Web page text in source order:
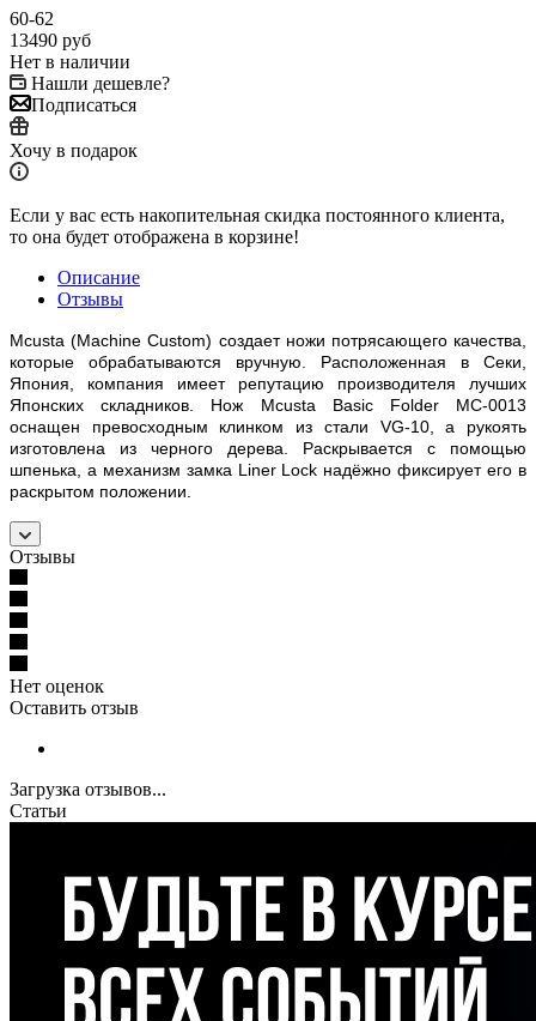
60-62
13490 руб
Нет в наличии
Нашли дешевле?
Подписаться
Хочу в подарок
Если у вас есть накопительная скидка постоянного клиента,
то она будет отображена в корзине!
Описание
Отзывы
Mcusta (Machine Custom) создает ножи потрясающего качества,
которые обрабатываются вручную. Расположенная в Секи,
Япония, компания имеет репутацию производителя лучших
Японских складников. Нож Mcusta Basic Folder MC-0013
оснащен превосходным клинком из стали VG-10, а рукоять
изготовлена из черного дерева. Раскрывается с помощью
шпенька, а механизм замка Liner Lock надёжно фиксирует его в
раскрытом положении.
Отзывы
Нет оценок
Оставить отзыв
Загрузка отзывов...
Статьи